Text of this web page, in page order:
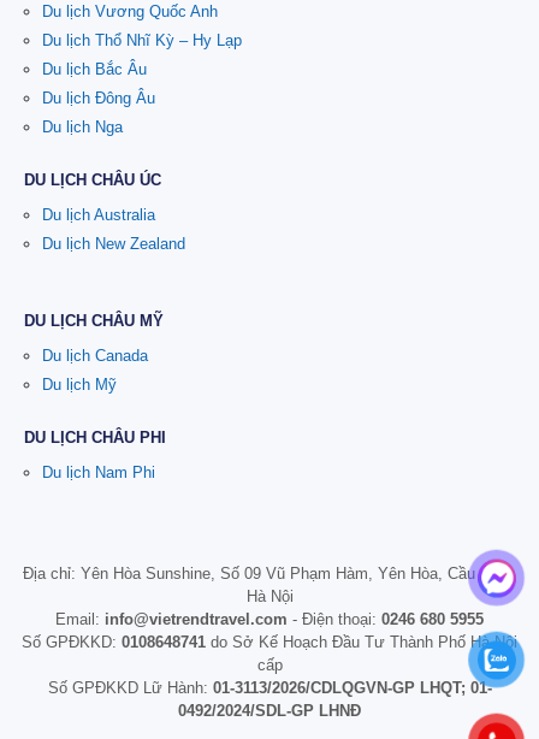
Du lịch Vương Quốc Anh
Du lịch Thổ Nhĩ Kỳ – Hy Lạp
Du lịch Bắc Âu
Du lịch Đông Âu
Du lịch Nga
DU LỊCH CHÂU ÚC
Du lịch Australia
Du lịch New Zealand
DU LỊCH CHÂU MỸ
Du lịch Canada
Du lịch Mỹ
DU LỊCH CHÂU PHI
Du lịch Nam Phi
Địa chỉ: Yên Hòa Sunshine, Số 09 Vũ Phạm Hàm, Yên Hòa, Cầu Giấy,
Hà Nội
Email: info@vietrendtravel.com - Điện thoại: 0246 680 5955
Số GPĐKKD: 0108648741 do Sở Kế Hoạch Đầu Tư Thành Phố Hà Nội
cấp
Số GPĐKKD Lữ Hành: 01-3113/2026/CDLQGVN-GP LHQT; 01-
0492/2024/SDL-GP LHNĐ